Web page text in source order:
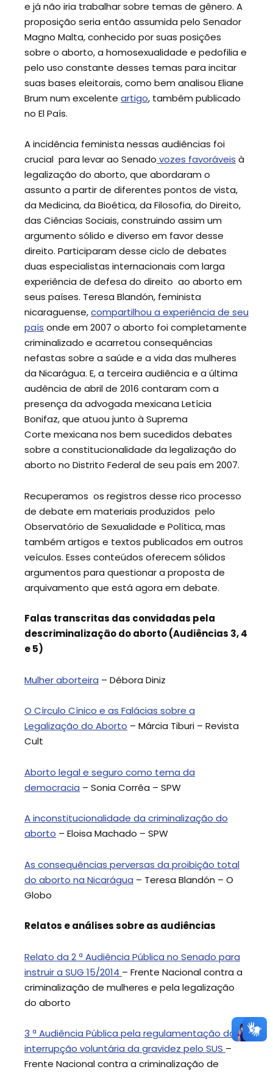
e já não iria trabalhar sobre temas de gênero. A
proposição seria então assumida pelo Senador
Magno Malta, conhecido por suas posições
sobre o aborto, a homosexualidade e pedofilia e
pelo uso constante desses temas para incitar
suas bases eleitorais, como bem analisou Eliane
Brum num excelente artigo, também publicado
no El País.
A incidência feminista nessas audiências foi
crucial para levar ao Senado vozes favoráveis à
legalização do aborto, que abordaram o
assunto a partir de diferentes pontos de vista,
da Medicina, da Bioética, da Filosofia, do Direito,
das Ciências Sociais, construindo assim um
argumento sólido e diverso em favor desse
direito. Participaram desse ciclo de debates
duas especialistas internacionais com larga
experiência de defesa do direito ao aborto em
seus países. Teresa Blandón, feminista
nicaraguense,compartilhou a experiência de seu
país onde em 2007 o aborto foi completamente
criminalizado e acarretou consequências
nefastas sobre a saúde e a vida das mulheres
da Nicarágua. E, a terceira audiência e a última
audência de abril de 2016 contaram com a
presença da advogada mexicana Letícia
Bonifaz, que atuou junto à Suprema
Corte mexicana nos bem sucedidos debates
sobre a constitucionalidade da legalização do
aborto no Distrito Federal de seu país em 2007.
Recuperamos os registros desse rico processo
de debate em materiais produzidos pelo
Observatório de Sexualidade e Política, mas
também artigos e textos publicados em outros
veículos. Esses conteúdos oferecem sólidos
argumentos para questionar a proposta de
arquivamento que está agora em debate.
Falas transcritas das convidadas pela
descriminalização do aborto (Audiências 3, 4
e 5)
Mulher aborteira – Débora Diniz
O Círculo Cínico e as Falácias sobre a
Legalização do Aborto – Márcia Tiburi – Revista
Cult
Aborto legal e seguro como tema da
democracia – Sonia Corrêa – SPW
A inconstitucionalidade da criminalização do
aborto – Eloisa Machado – SPW
As consequências perversas da proibição total
do aborto na Nicarágua – Teresa Blandón – O
Globo
Relatos e análises sobre as audiências
Relato da 2 ª Audiência Pública no Senado para
instruir a SUG 15/2014 – Frente Nacional contra a
criminalização de mulheres e pela legalização
do aborto
3 ª Audiência Pública pela regulamentação da
interrupção voluntária da gravidez pelo SUS –
Frente Nacional contra a criminalização de